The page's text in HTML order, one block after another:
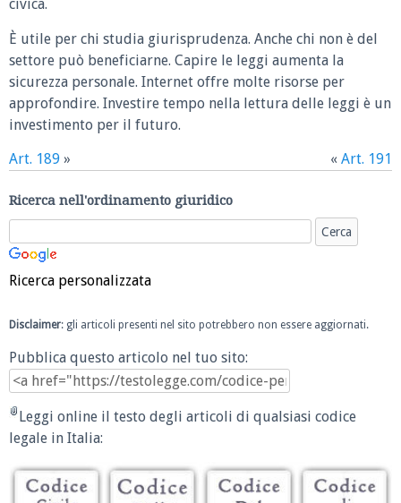
civica.
È utile per chi studia giurisprudenza. Anche chi non è del
settore può beneficiarne. Capire le leggi aumenta la
sicurezza personale. Internet offre molte risorse per
approfondire. Investire tempo nella lettura delle leggi è un
investimento per il futuro.
Art. 189 » « Art. 191
Ricerca nell'ordinamento giuridico
Ricerca personalizzata
Disclaimer: gli articoli presenti nel sito potrebbero non essere aggiornati.
Pubblica questo articolo nel tuo sito:
Leggi online il testo degli articoli di qualsiasi codice
legale in Italia: